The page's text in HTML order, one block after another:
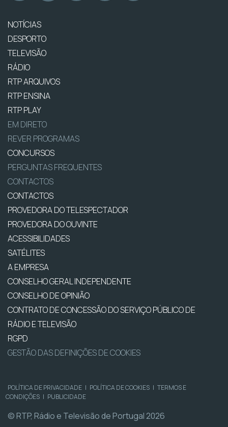
NOTÍCIAS
DESPORTO
TELEVISÃO
RÁDIO
RTP ARQUIVOS
RTP ENSINA
RTP PLAY
EM DIRETO
REVER PROGRAMAS
CONCURSOS
PERGUNTAS FREQUENTES
CONTACTOS
CONTACTOS
PROVEDORA DO TELESPECTADOR
PROVEDORA DO OUVINTE
ACESSIBILIDADES
SATÉLITES
A EMPRESA
CONSELHO GERAL INDEPENDENTE
CONSELHO DE OPINIÃO
CONTRATO DE CONCESSÃO DO SERVIÇO PÚBLICO DE
RÁDIO E TELEVISÃO
RGPD
GESTÃO DAS DEFINIÇÕES DE COOKIES
POLÍTICA DE PRIVACIDADE | POLÍTICA DE COOKIES | TERMOS E
CONDIÇÕES | PUBLICIDADE
© RTP, Rádio e Televisão de Portugal 2026